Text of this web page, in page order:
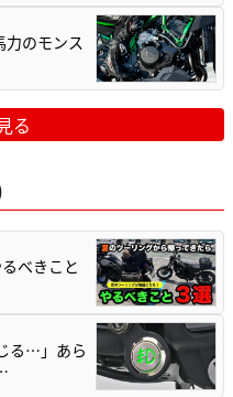
る…」あら
力のモンス
なカスタ
600台が殺
(外国車／輸入車))